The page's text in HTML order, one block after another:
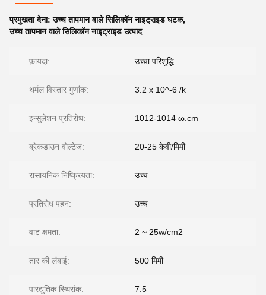
प्रमुखता देना:उच्च तापमान वाले सिलिकॉन नाइट्राइड घटक,
उच्च तापमान वाले सिलिकॉन नाइट्राइड उत्पाद
फ़ायदा: उच्चा परिशुद्धि
थर्मल विस्तार गुणांक: 3.2 x 10^-6 /k
इन्सुलेशन प्रतिरोध: 1012-1014 ω.cm
ब्रेकडाउन वोल्टेज: 20-25 केवी/मिमी
रासायनिक निष्क्रियता: उच्च
प्रतिरोध पहन: उच्च
वाट क्षमता: 2 ~ 25w/cm2
तार की लंबाई: 500 मिमी
पारद्युतिक स्थिरांक: 7.5